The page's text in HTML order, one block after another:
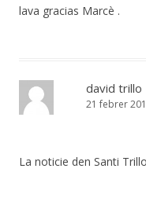
lava gracias Marcè .
david trillo
21 febrer
La noticie den Santi